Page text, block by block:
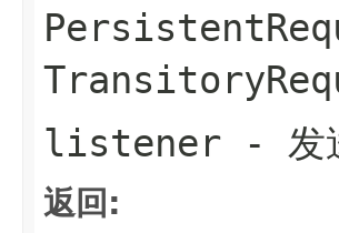
listener - 发
返回: